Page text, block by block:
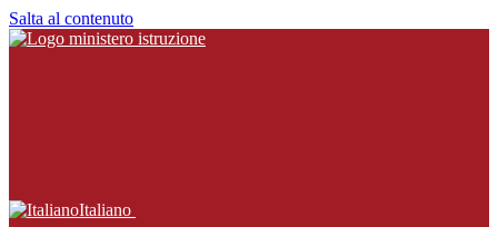
Salta al contenuto
Italiano